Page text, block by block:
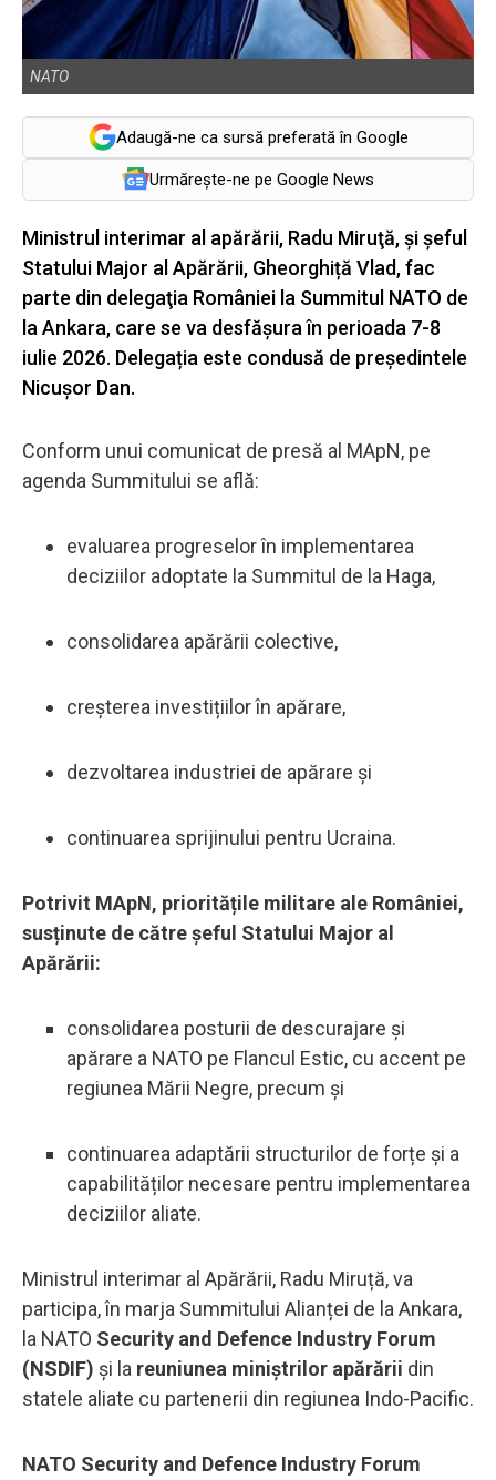
NATO
Adaugă-ne ca sursă preferată în Google
Urmărește-ne pe Google News
Ministrul interimar al apărării, Radu Miruţă, şi şeful
Statului Major al Apărării, Gheorghiță Vlad, fac
parte din delegaţia României la Summitul NATO de
la Ankara, care se va desfășura în perioada 7-8
iulie 2026. Delegația este condusă de preşedintele
Nicuşor Dan.
Conform unui comunicat de presă al MApN, pe
agenda Summitului se află:
evaluarea progreselor în implementarea
deciziilor adoptate la Summitul de la Haga,
consolidarea apărării colective,
creșterea investițiilor în apărare,
dezvoltarea industriei de apărare și
continuarea sprijinului pentru Ucraina.
Potrivit MApN, prioritățile militare ale României,
susținute de către șeful Statului Major al
Apărării:
consolidarea posturii de descurajare și
apărare a NATO pe Flancul Estic, cu accent pe
regiunea Mării Negre, precum și
continuarea adaptării structurilor de forțe și a
capabilităților necesare pentru implementarea
deciziilor aliate.
Ministrul interimar al Apărării, Radu Miruță, va
participa, în marja Summitului Alianței de la Ankara,
la NATO Security and Defence Industry Forum
(NSDIF) și la reuniunea miniștrilor apărării din
statele aliate cu partenerii din regiunea Indo-Pacific.
NATO Security and Defence Industry Forum